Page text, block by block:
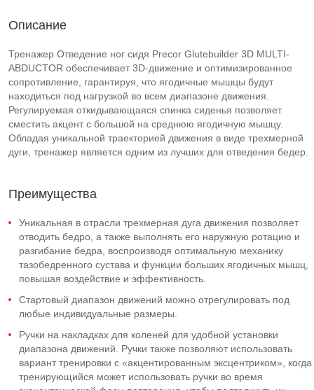
Описание
Тренажер Отведение ног сидя Precor Glutebuilder 3D MULTI-
ABDUCTOR обеспечивает 3D-движение и оптимизированное
сопротивление, гарантируя, что ягодичные мышцы будут
находиться под нагрузкой во всем диапазоне движения.
Регулируемая откидывающаяся спинка сиденья позволяет
сместить акцент с большой на среднюю ягодичную мышцу.
Обладая уникальной траекторией движения в виде трехмерной
дуги, тренажер является одним из лучших для отведения бедер.
Преимущества
Уникальная в отрасли трехмерная дуга движения позволяет
отводить бедро, а также выполнять его наружную ротацию и
разгибание бедра, воспроизводя оптимальную механику
тазобедренного сустава и функции больших ягодичных мышц,
повышая воздействие и эффективность.
Стартовый диапазон движений можно отрегулировать под
любые индивидуальные размеры.
Ручки на накладках для коленей для удобной установки
диапазона движений. Ручки также позволяют использовать
вариант тренировки с «акцентированным эксцентриком», когда
тренирующийся может использовать ручки во время